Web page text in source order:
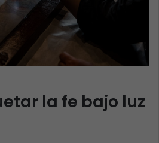
la fe bajo luz